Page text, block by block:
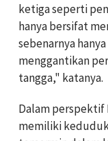
ketiga seperti
hanya bersifat
sebenarnya
menggantikan
tangga," katanya.
Dalam
memiliki